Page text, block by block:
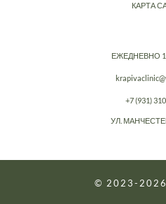
КАРТА
ЕЖЕДНЕВНО
+7 (931)
УЛ.
© 2023-2026